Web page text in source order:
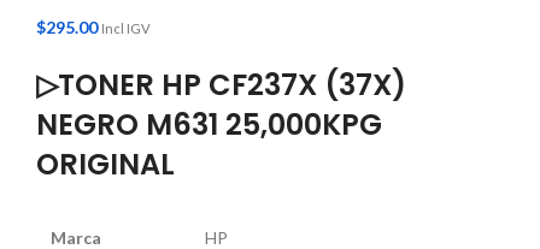
$295.00 Incl IGV
▷TONER HP CF237X (37X)
NEGRO M631 25,000KPG
ORIGINAL
Marca HP